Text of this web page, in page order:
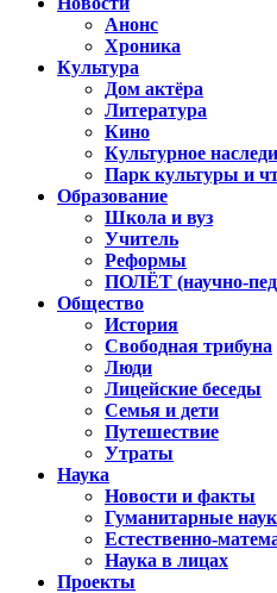
Анонс
Хроника
Культура
Дом актёра
Литература
Кино
Культурное
Парк культуры и
Образование
Школа и вуз
Учитель
Реформы
ПОЛЁТ (научно-
Общество
История
Свободная трибуна
Люди
Лицейские беседы
Семья и дети
Путешествие
Утраты
Наука
Новости и факты
Гуманитарные
Естественно-
Наука в лицах
Проекты